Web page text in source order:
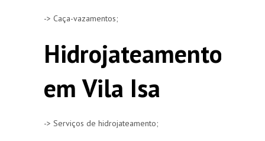
-> Caça-vazamentos;
Hidrojateamento
em Vila Isa
-> Serviços de hidrojateamento;